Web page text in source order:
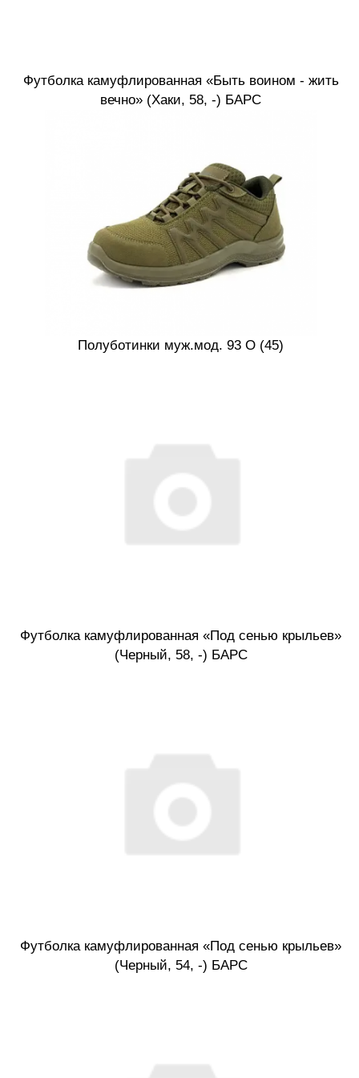
Футболка камуфлированная «Быть воином - жить
вечно» (Хаки, 58, -) БАРС
Полуботинки муж.мод. 93 О (45)
Футболка камуфлированная «Под сенью крыльев»
(Черный, 58, -) БАРС
Футболка камуфлированная «Под сенью крыльев»
(Черный, 54, -) БАРС